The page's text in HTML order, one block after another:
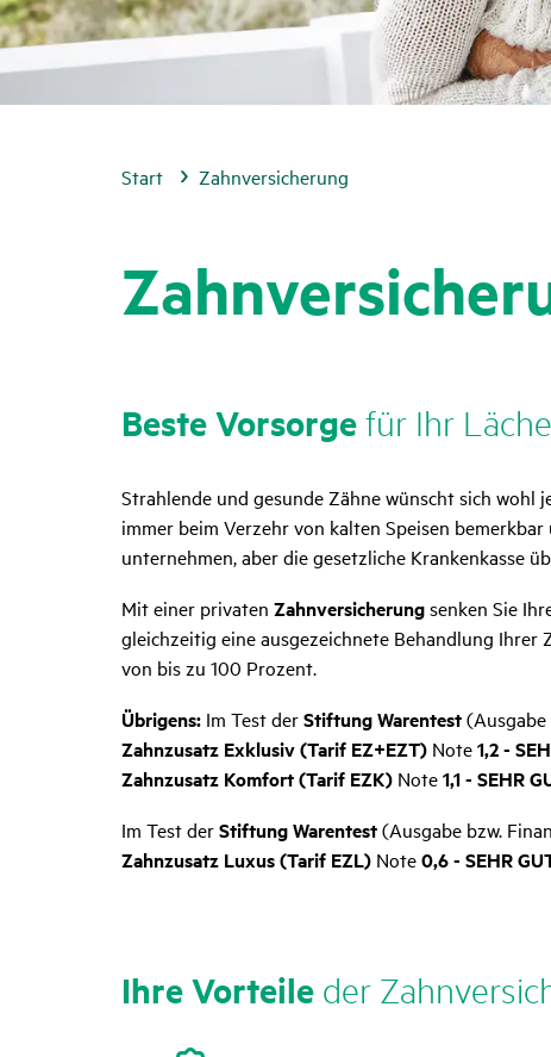
Start Zahnversicherung
Beste Vorsorgefür Ihr
Strahlende und gesunde Zähne wünscht sich wohl
immer beim Verzehr von kalten Speisen
unternehmen, aber die gesetzliche Krankenkasse
Mit einer privaten Zahnversicherungsenken Sie
gleichzeitig eine ausgezeichnete Behandlung Ihrer
von bis zu 100 Prozent.
Übrigens: Im Test derStiftung Warentest
Zahnzusatz Exklusiv (Tarif EZ+EZT) Note1,2-
Zahnzusatz Komfort (Tarif EZK) Note1,1- SEHR
Im Test derStiftung Warentest(Ausgabe bzw.
Zahnzusatz Luxus (Tarif EZL) Note0,6 - SEHR
Ihre Vorteile der